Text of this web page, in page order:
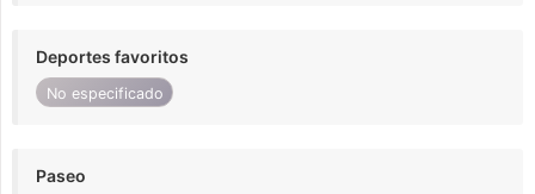
Deportes favoritos
No especificado
Paseo